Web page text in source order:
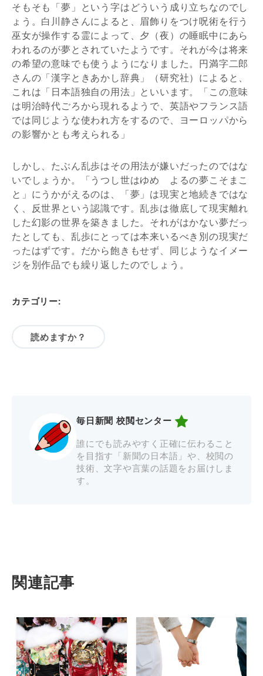
そもそも「夢」という字はどういう成り立ちなのでし
ょう。白川静さんによると、眉飾りをつけ呪術を行う
巫女が操作する霊によって、夕（夜）の睡眠中にあら
われるのが夢とされていたようです。それが今は将来
の希望の意味でも使うようになりました。円満字二郎
さんの「漢字ときあかし辞典」（研究社）によると、
これは「日本語独自の用法」といいます。「この意味
は明治時代ごろから現れるようで、英語やフランス語
では同じような使われ方をするので、ヨーロッパから
の影響かとも考えられる」
しかし、たぶん乱歩はその用法が嫌いだったのではな
いでしょうか。「うつし世はゆめ よるの夢こそまこ
と」にうかがえるのは、「夢」は現実と地続きではな
く、反世界という認識です。乱歩は徹底して現実離れ
した幻影の世界を築きました。それがはかない夢だっ
たとしても、乱歩にとっては本来いるべき別の現実だ
ったはずです。だから飽きもせず、同じようなイメー
ジを別作品でも繰り返したのでしょう。
カテゴリー:
読めますか？
毎日新聞 校閲センター
誰にでも読みやすく正確に伝わること
を目指す「新聞の日本語」や、校閲の
技術、文字や言葉の話題をお届けしま
す。
関連記事